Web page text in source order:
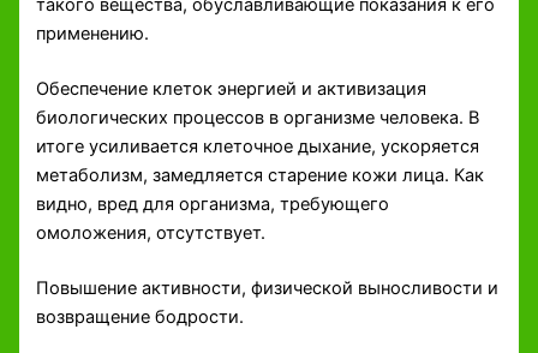
такого вещества, обуславливающие показания к его
применению.
Обеспечение клеток энергией и активизация
биологических процессов в организме человека. В
итоге усиливается клеточное дыхание, ускоряется
метаболизм, замедляется старение кожи лица. Как
видно, вред для организма, требующего
омоложения, отсутствует.
Повышение активности, физической выносливости и
возвращение бодрости.